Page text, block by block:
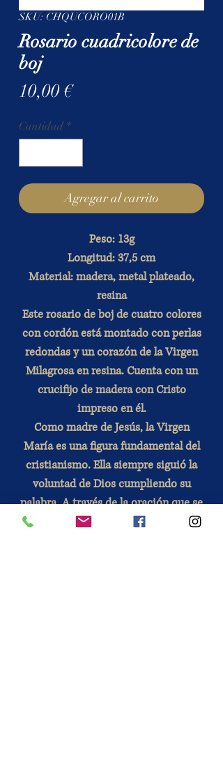
SKU: CHQUCORO01B
Rosario cuadricolore de
boj
10,00 €Precio
Cantidad *
Agregar al carrito
Peso: 13g
Longitud: 37,5 cm
Material: madera, metal plateado,
resina
Este rosario de boj de cuatro colores
con cordón está montado con perlas
redondas y un corazón de la Virgen
Milagrosa en resina. Cuenta con un
crucifijo de madera con Cristo
impreso en él.
Como madre de Jesús, la Virgen
María es una figura fundamental del
cristianismo. Ella siempre siguió la
voluntad de Dios cumpliendo su
palabra. A través de la oración que se
le dirige, asegura un vínculo